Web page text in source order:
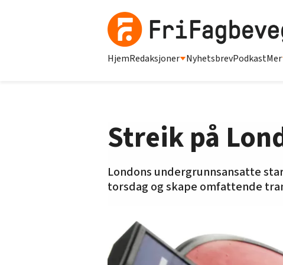
HjemRedaksjoner NyhetsbrevPodkastMer
Streik på
Londons undergrunnsansatte
torsdag og skape omfattende